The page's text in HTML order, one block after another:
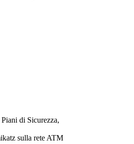
di Sicurezza,
sulla rete ATM